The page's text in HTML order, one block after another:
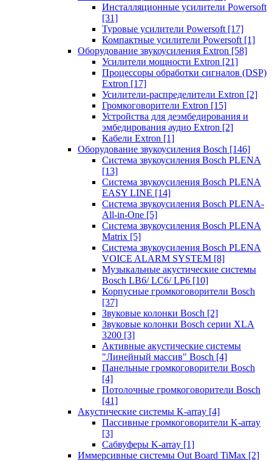
Инсталляционные усилители Powersoft
[31]
Туровые усилители Powersoft [17]
Компактные усилители Powersoft [1]
Оборудование звукоусиления Extron [58]
Усилители мощности Extron [21]
Процессоры обработки сигналов (DSP)
Extron [17]
Усилители-распределители Extron [2]
Громкоговорители Extron [15]
Устройства для деэмбедирования и
эмбедирования аудио Extron [2]
Кабели Extron [1]
Оборудование звукоусиления Bosch [146]
Система звукоусиления Bosch PLENA
[13]
Система звукоусиления Bosch PLENA
EASY LINE [14]
Система звукоусиления Bosch PLENA-
All-in-One [5]
Система звукоусиления Bosch PLENA
Matrix [5]
Система звукоусиления Bosch PLENA
VOICE ALARM SYSTEM [8]
Музыкальные акустические системы
Bosch LB6/ LC6/ LP6 [10]
Корпусные громкоговорители Bosch
[37]
Звуковые колонки Bosch [2]
Звуковые колонки Bosch серии XLA
3200 [3]
Активные акустические системы
"Линейный массив" Bosch [4]
Панельные громкоговорители Bosch
[4]
Потолочные громкоговорители Bosch
[41]
Акустические системы K-array [4]
Пассивные громкоговорители K-array
[3]
Сабвуферы K-array [1]
Иммерсивные системы Out Board TiMax [2]